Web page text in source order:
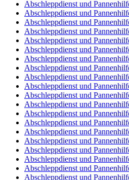
Abschleppdienst und
Abschleppdienst und
Abschleppdienst und
Abschleppdienst und
Abschleppdienst und
Abschleppdienst und
Abschleppdienst und
Abschleppdienst und
Abschleppdienst und
Abschleppdienst und
Abschleppdienst und
Abschleppdienst und
Abschleppdienst und
Abschleppdienst und
Abschleppdienst und
Abschleppdienst und
Abschleppdienst und
Abschleppdienst und
Abschleppdienst und
Abschleppdienst und